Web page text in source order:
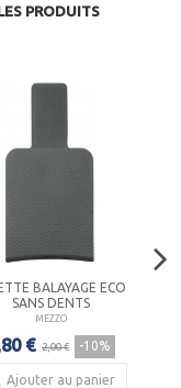
PRODUITS
BALAYAGE ECO
SANS DENTS
MEZZO
€ 2,00 € -10%
Ajouter au panier